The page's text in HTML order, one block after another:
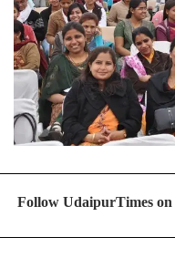
Follow UdaipurTimes on